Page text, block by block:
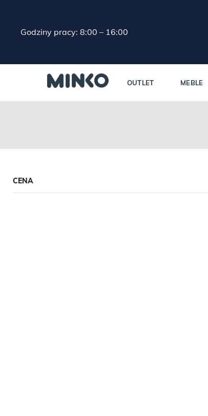
Godziny pracy: 8:00 – 16:00
OUTLET MEBLE
CENA